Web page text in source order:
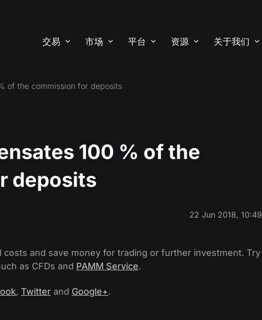
交易 市场 平台 资源 关于我们
of the commission for deposits
100 % of the
deposits
22 Jun 2018, 10:49
costs and save money for trading or further investment. Try
as CFDs and PAMM Service.
, Twitter and Google+.